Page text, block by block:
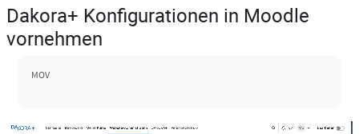
Dakora+ Konfigurationen in Moodle
vornehmen
MOV